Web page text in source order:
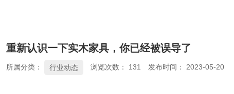
重新认识一下实木家具，你已经被误导了
所属分类： 行业动态 浏览次数： 131 发布时间： 2023-05-20